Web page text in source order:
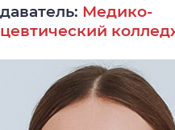
Медико-